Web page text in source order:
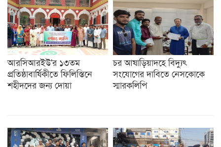
আরসিআরইউ'র ১৩তম
প্রতিষ্ঠাবার্ষিকীতে ফিলিস্তিনে
শহীদদের জন্য দোয়া
চর আষাড়িয়াদহে বিদ্যুৎ
সংযোগের দাবিতে নেসকোকে
স্মারকলিপি